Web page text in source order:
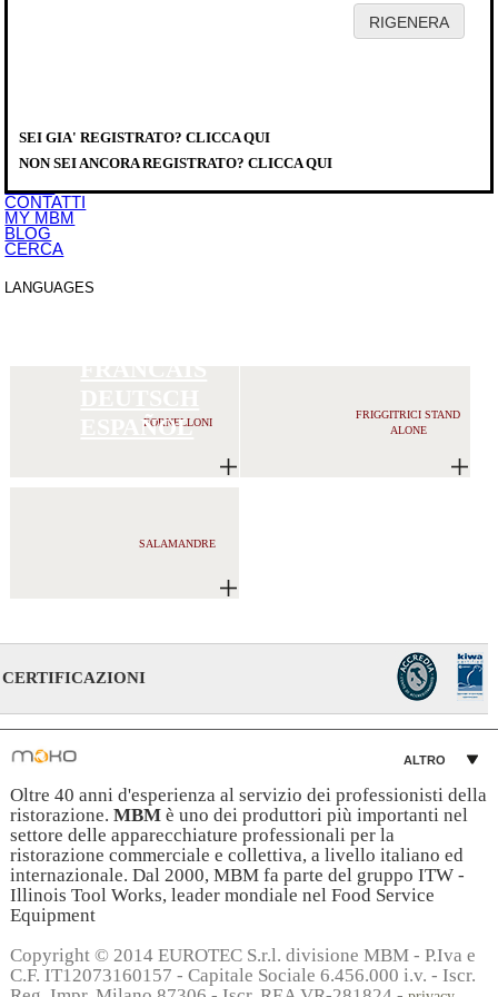
SERVICE
DOWNLOAD
EVENTI
NEWS
CONTATTI
MY MBM
BLOG
CERCA
LANGUAGES
ESPAÑOL
SEI GIA' REGISTRATO? CLICCA QUI
NON SEI ANCORA REGISTRATO? CLICCA QUI
PRODOTTI >
FORNELLONI
FRIGGITRICI STAND
ALONE
SALAMANDRE
CERTIFICAZIONI
ALTRO
Oltre 40 anni d'esperienza al servizio dei professionisti della
ristorazione. MBMè uno dei produttori più importanti nel
settore delle apparecchiature professionali per la
ristorazione commerciale e collettiva, a livello italiano ed
internazionale. Dal 2000, MBM fa parte del gruppo ITW -
Illinois Tool Works, leader mondiale nel Food Service
Equipment
Copyright © 2014 EUROTEC S.r.l. divisione MBM - P.Iva e
C.F. IT12073160157 - Capitale Sociale 6.456.000 i.v. - Iscr.